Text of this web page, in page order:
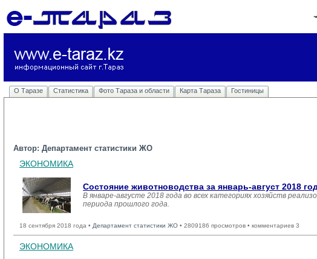
О Таразе Статистика Фото Тараза и области Карта Тараза Гостиницы
Автор: Департамент статистики ЖО
ЭКОНОМИКА
Состояние животноводства за январь-август 2018
В январе-августе 2018 года во всех категориях хозяйств
периода прошлого года.
18 сентября 2018 года • Департамент статистики ЖО • 2809186 просмотров • комментариев 3
ЭКОНОМИКА